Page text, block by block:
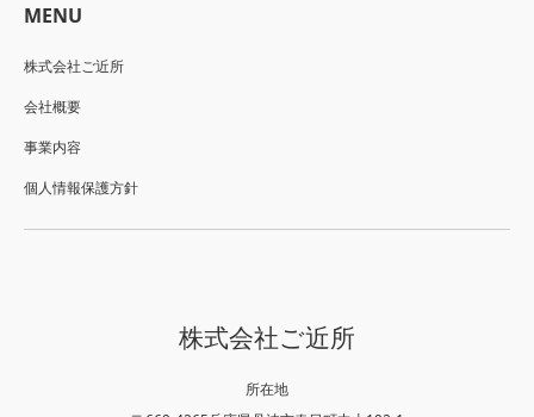
MENU
株式会社ご近所
会社概要
事業内容
個人情報保護方針
株式会社ご近所
所在地